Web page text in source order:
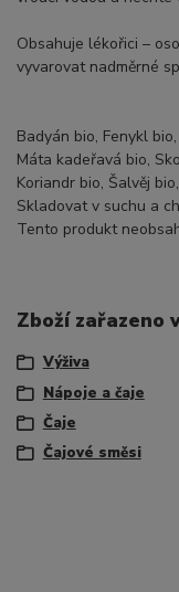
Obsahuje lékořici –
vyvarovat nadměrné
Badyán bio, Fenykl
Máta kadeřavá bio,
Koriandr bio, Šalvěj
Skladovat v suchu a
Tento produkt
Zboží zařazeno
Výživa
Nápoje a čaje
Čaje
Čajové směsi